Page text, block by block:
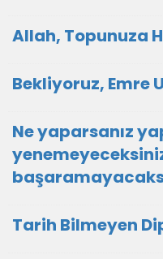
Allah, Topunuza
Bekliyoruz, Emre
Ne yaparsanız
Tarih Bilmeyen